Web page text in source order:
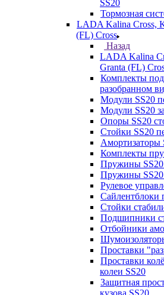
SS20
Тормозная
LADA Kalina Cross,
(FL) Cross
Назад
LADA Kalina
Granta (FL)
Комплекты
разобранном
Модули SS20
Модули SS20
Опоры SS20
Стойки SS20
Амортизаторы
Комплекты
Пружины SS20
Пружины SS20
Рулевое
Сайлентблоки
Стойки
Подшипники
Отбойники
Проставки
Проставки
колеи SS20
Защитная
кузова SS20